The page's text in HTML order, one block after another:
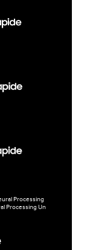
Processing
Processing Un